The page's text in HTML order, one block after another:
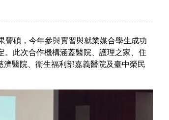
豐碩，今年參與實習與就業媒合學生成功
此次合作機構涵蓋醫院、護理之家、住
醫院、衛生福利部嘉義醫院及臺中榮民